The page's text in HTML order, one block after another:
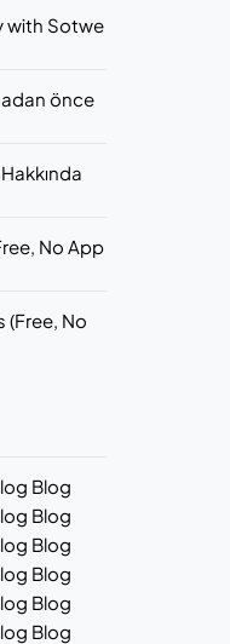
with Sotwe
önce
No App
(Free, No
Blog
Blog
Blog
Blog
Blog
Blog